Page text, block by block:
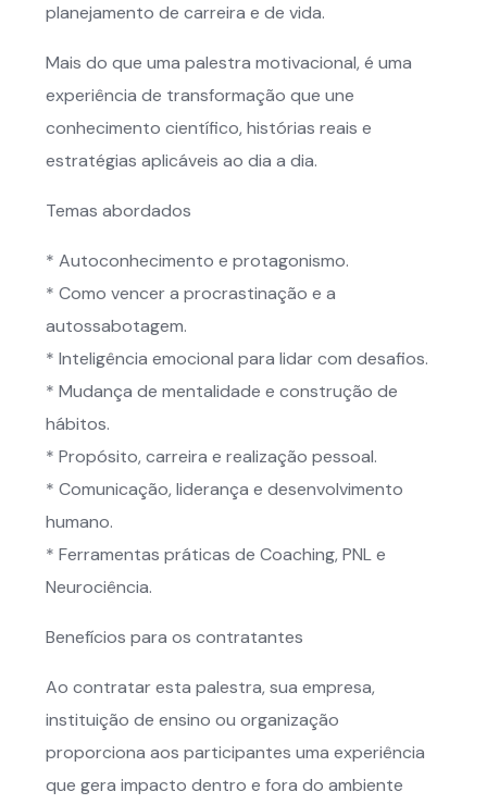
planejamento de carreira e de vida.
Mais do que uma palestra motivacional, é uma
experiência de transformação que une
conhecimento científico, histórias reais e
estratégias aplicáveis ao dia a dia.
Temas abordados
* Autoconhecimento e protagonismo.
* Como vencer a procrastinação e a
autossabotagem.
* Inteligência emocional para lidar com desafios.
* Mudança de mentalidade e construção de
hábitos.
* Propósito, carreira e realização pessoal.
* Comunicação, liderança e desenvolvimento
humano.
* Ferramentas práticas de Coaching, PNL e
Neurociência.
Benefícios para os contratantes
Ao contratar esta palestra, sua empresa,
instituição de ensino ou organização
proporciona aos participantes uma experiência
que gera impacto dentro e fora do ambiente